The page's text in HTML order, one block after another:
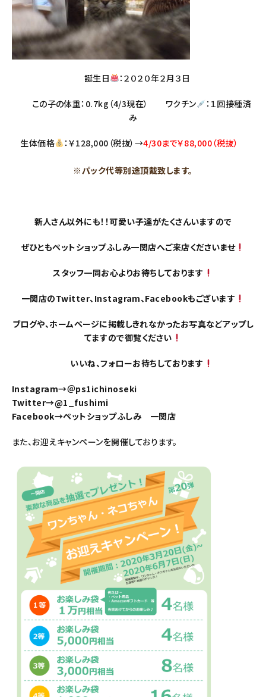
誕生日 ：２０２０年２月３日
この子の体重：0.7kg（4/3現在） ワクチン
：１回接種済
み
生体価格 ：￥128,000（税抜）→4/30まで￥88,000（税抜）
※パック代等別途頂戴致します。
新人さん以外にも！！可愛い子達がたくさんいますので
ぜひともペットショップふしみ一関店へご来店くださいませ
スタッフ一同お心よりお待ちしております
一関店のTwitter、Instagram、Facebookもございます
ブログや、ホームページに掲載しきれなかったお写真などアップし
てますので御覧ください
いいね、フォローお待ちしております
Instagram→＠ps1ichinoseki
Twitter→@1_fushimi
Facebook→ペットショップふしみ 一関店
また、お迎えキャンペーンを開催しております。